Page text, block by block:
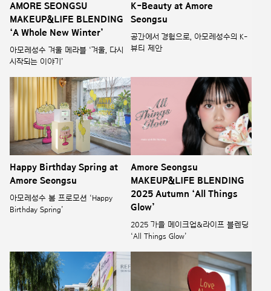
AMORE SEONGSU
MAKEUP&LIFE BLENDING
‘A Whole New Winter’
아모레성수 겨울 메라블 ‘겨울, 다시
시작되는 이야기’
K-Beauty at Amore
Seongsu
공간에서 경험으로, 아모레성수의 K-
뷰티 제안
Happy Birthday Spring at
Amore Seongsu
아모레성수 봄 프로모션 ‘Happy
Birthday Spring’
Amore Seongsu
MAKEUP&LIFE BLENDING
2025 Autumn ‘All Things
Glow’
2025 가을 메이크업&라이프 블렌딩
‘All Things Glow’